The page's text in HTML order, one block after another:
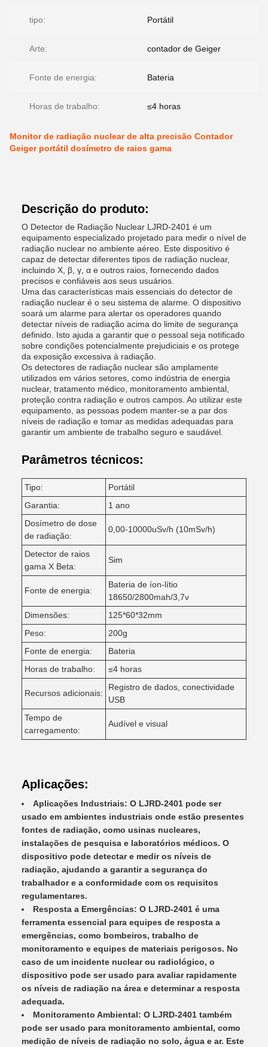
tipo: Portátil
Arte: contador de Geiger
Fonte de energia: Bateria
Horas de trabalho: ≤4 horas
Monitor de radiação nuclear de alta precisão Contador
Geiger portátil dosímetro de raios gama
Descrição do produto:
O Detector de Radiação Nuclear LJRD-2401 é um
equipamento especializado projetado para medir o nível de
radiação nuclear no ambiente aéreo. Este dispositivo é
capaz de detectar diferentes tipos de radiação nuclear,
incluindo Χ, β, γ, α e outros raios, fornecendo dados
precisos e confiáveis ​​aos seus usuários.
Uma das características mais essenciais do detector de
radiação nuclear é o seu sistema de alarme. O dispositivo
soará um alarme para alertar os operadores quando
detectar níveis de radiação acima do limite de segurança
definido. Isto ajuda a garantir que o pessoal seja notificado
sobre condições potencialmente prejudiciais e os protege
da exposição excessiva à radiação.
Os detectores de radiação nuclear são amplamente
utilizados em vários setores, como indústria de energia
nuclear, tratamento médico, monitoramento ambiental,
proteção contra radiação e outros campos. Ao utilizar este
equipamento, as pessoas podem manter-se a par dos
níveis de radiação e tomar as medidas adequadas para
garantir um ambiente de trabalho seguro e saudável.
Parâmetros técnicos:
Tipo:
Portátil
Garantia:
1 ano
Dosímetro de dose
de radiação:
0,00-10000uSv/h (10mSv/h)
Detector de raios
gama X Beta:
Sim
Fonte de energia:
Bateria de íon-lítio
18650/2800mah/3,7v
Dimensões:
125*60*32mm
Peso:
200g
Fonte de energia:
Bateria
Horas de trabalho:
≤4 horas
Recursos adicionais:
Registro de dados, conectividade
USB
Tempo de
carregamento:
Audível e visual
Aplicações:
Aplicações Industriais: O LJRD-2401 pode ser
usado em ambientes industriais onde estão presentes
fontes de radiação, como usinas nucleares,
instalações de pesquisa e laboratórios médicos. O
dispositivo pode detectar e medir os níveis de
radiação, ajudando a garantir a segurança do
trabalhador e a conformidade com os requisitos
regulamentares.
Resposta a Emergências: O LJRD-2401 é uma
ferramenta essencial para equipes de resposta a
emergências, como bombeiros, trabalho de
monitoramento e equipes de materiais perigosos. No
caso de um incidente nuclear ou radiológico, o
dispositivo pode ser usado para avaliar rapidamente
os níveis de radiação na área e determinar a resposta
adequada.
Monitoramento Ambiental: O LJRD-2401 também
pode ser usado para monitoramento ambiental, como
medição de níveis de radiação no solo, água e ar. Este